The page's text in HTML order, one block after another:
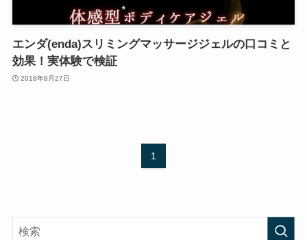
エンダ(enda)スリミングマッサージジェルの口コミと
効果！実体験で検証
2018年8月27日
1